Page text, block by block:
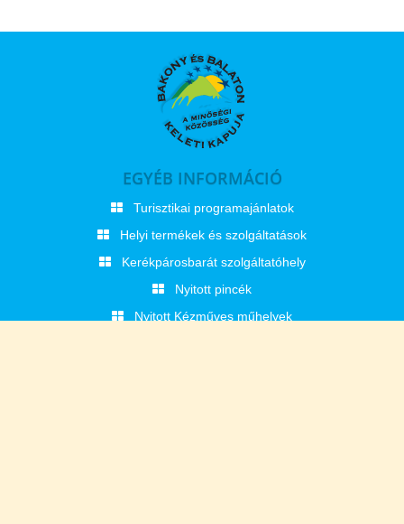
EGYÉB INFORMÁCIÓ
Turisztikai programajánlatok
Helyi termékek és szolgáltatások
Kerékpárosbarát szolgáltatóhely
Nyitott pincék
Nyitott Kézműves műhelyek